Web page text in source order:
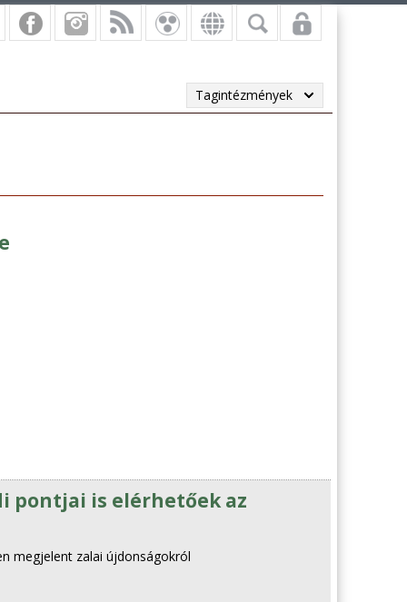
Tagintézmények
pontjai is elérhetőek az
megjelent zalai újdonságokról